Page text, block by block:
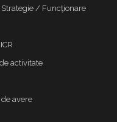
/ Funcţionare
activitate
avere